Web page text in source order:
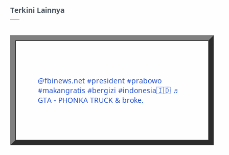
Terkini Lainnya
@fbinews.net #president #prabowo
#makangratis #bergizi #indonesia🇮🇩 ♬
GTA - PHONKA TRUCK & broke.